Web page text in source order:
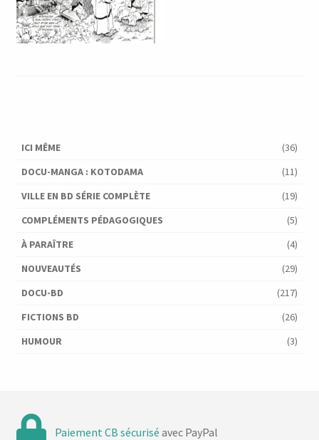
ICI MÊME
(36)
DOCU-MANGA : KOTODAMA
(11)
VILLE EN BD SÉRIE COMPLÈTE
(19)
COMPLÉMENTS PÉDAGOGIQUES
(5)
À PARAÎTRE
(4)
NOUVEAUTÉS
(29)
DOCU-BD
(217)
FICTIONS BD
(26)
HUMOUR
(3)
Paiement CB sécurisé avec PayPal